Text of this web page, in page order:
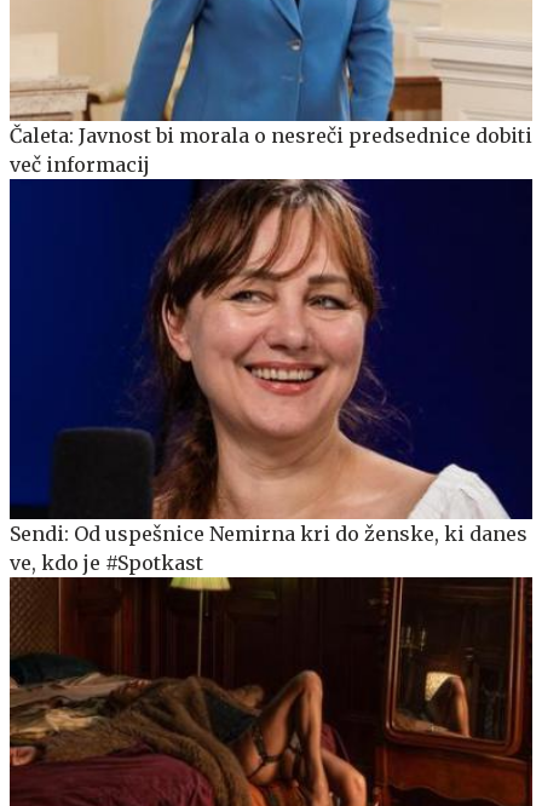
Čaleta: Javnost bi morala o nesreči predsednice dobiti
več informacij
Sendi: Od uspešnice Nemirna kri do ženske, ki danes
ve, kdo je #Spotkast